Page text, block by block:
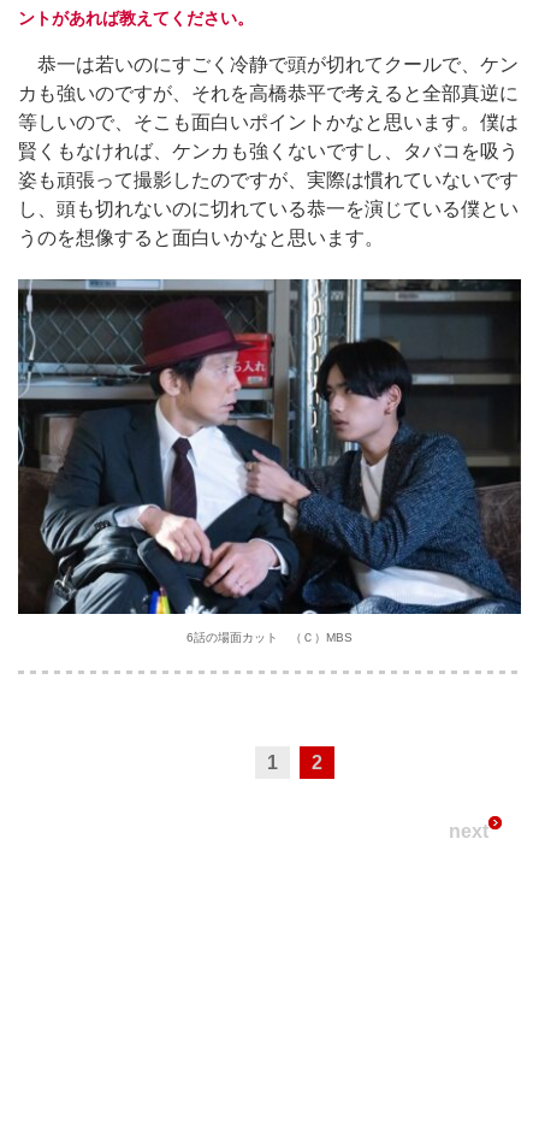
ントがあれば教えてください。
恭一は若いのにすごく冷静で頭が切れてクールで、ケン
カも強いのですが、それを高橋恭平で考えると全部真逆に
等しいので、そこも面白いポイントかなと思います。僕は
賢くもなければ、ケンカも強くないですし、タバコを吸う
姿も頑張って撮影したのですが、実際は慣れていないです
し、頭も切れないのに切れている恭一を演じている僕とい
うのを想像すると面白いかなと思います。
6話の場面カット （Ｃ）MBS
1 2
next